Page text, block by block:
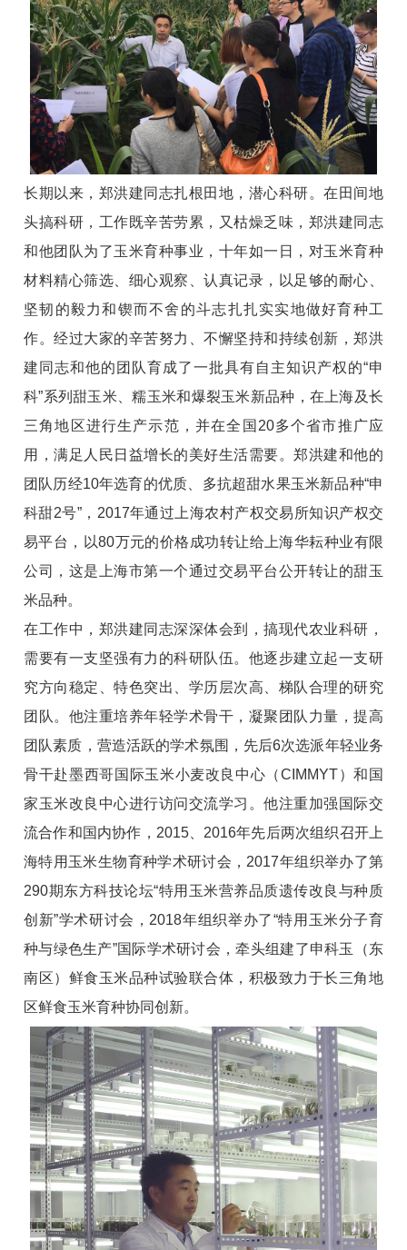
长期以来，郑洪建同志扎根田地，潜心科研。在田间地
头搞科研，工作既辛苦劳累，又枯燥乏味，郑洪建同志
和他团队为了玉米育种事业，十年如一日，对玉米育种
材料精心筛选、细心观察、认真记录，以足够的耐心、
坚韧的毅力和锲而不舍的斗志扎扎实实地做好育种工
作。经过大家的辛苦努力、不懈坚持和持续创新，郑洪
建同志和他的团队育成了一批具有自主知识产权的“申
科”系列甜玉米、糯玉米和爆裂玉米新品种，在上海及长
三角地区进行生产示范，并在全国20多个省市推广应
用，满足人民日益增长的美好生活需要。郑洪建和他的
团队历经10年选育的优质、多抗超甜水果玉米新品种“申
科甜2号”，2017年通过上海农村产权交易所知识产权交
易平台，以80万元的价格成功转让给上海华耘种业有限
公司，这是上海市第一个通过交易平台公开转让的甜玉
米品种。
在工作中，郑洪建同志深深体会到，搞现代农业科研，
需要有一支坚强有力的科研队伍。他逐步建立起一支研
究方向稳定、特色突出、学历层次高、梯队合理的研究
团队。他注重培养年轻学术骨干，凝聚团队力量，提高
团队素质，营造活跃的学术氛围，先后6次选派年轻业务
骨干赴墨西哥国际玉米小麦改良中心（CIMMYT）和国
家玉米改良中心进行访问交流学习。他注重加强国际交
流合作和国内协作，2015、2016年先后两次组织召开上
海特用玉米生物育种学术研讨会，2017年组织举办了第
290期东方科技论坛“特用玉米营养品质遗传改良与种质
创新”学术研讨会，2018年组织举办了“特用玉米分子育
种与绿色生产”国际学术研讨会，牵头组建了申科玉（东
南区）鲜食玉米品种试验联合体，积极致力于长三角地
区鲜食玉米育种协同创新。